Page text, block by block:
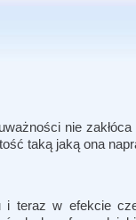
nie
taką jaką ona
teraz w efekcie